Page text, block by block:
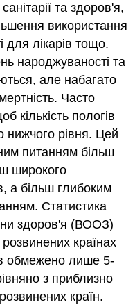
та здоров'я,
використання
для лікарів тощо.
народжуваності та
але набагато
Часто
кількість пологів
нижчого рівня. Цей
питанням більш
широкого
а більш глибоким
Статистика
здоров'я (ВООЗ)
країнах
обмежено лише 5-
з приблизно
країн.